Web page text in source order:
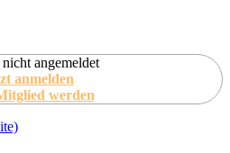
angemeldet
anmelden
werden